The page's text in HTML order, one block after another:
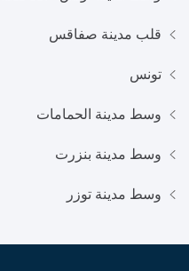
قلب مدينة صفاقس
تونس
وسط مدينة الحمامات
وسط مدينة بنزرت
وسط مدينة توزر